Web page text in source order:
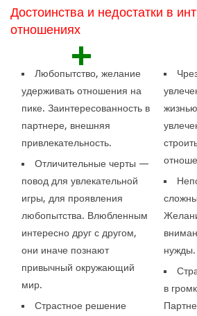
Достоинства и недостатки в
отношениях
+
Любопытство, желание
удерживать отношения на
пике. Заинтересованность в
партнере, внешняя
привлекательность.
Отличительные черты —
повод для увлекательной
игры, для проявления
любопытства. Влюбленным
интересно друг с другом,
они иначе познают
привычный окружающий
мир.
Страстное решение
нужды.
в